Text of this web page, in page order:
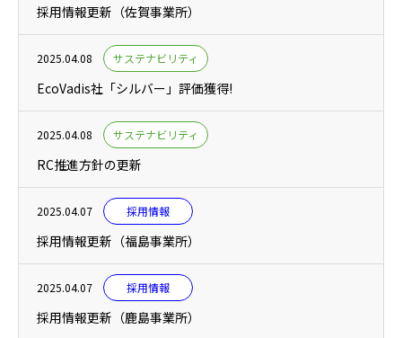
採用情報更新（佐賀事業所）
2025.04.08 サステナビリティ
EcoVadis社「シルバー」評価獲得!
2025.04.08 サステナビリティ
RC推進方針の更新
2025.04.07 採用情報
採用情報更新（福島事業所）
2025.04.07 採用情報
採用情報更新（鹿島事業所）